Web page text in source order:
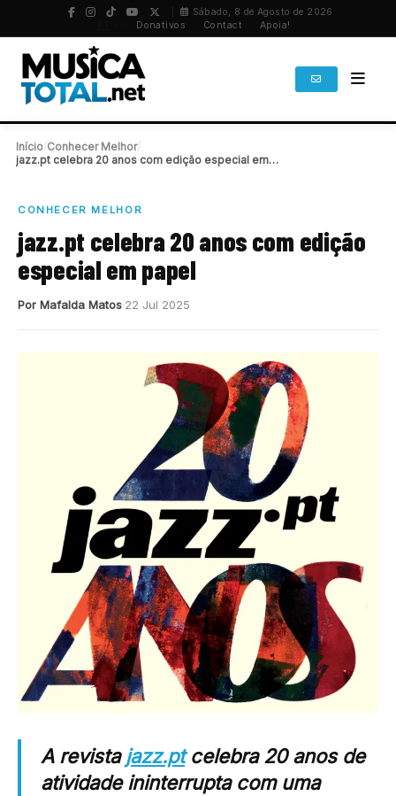
Sábado, 8 de Agosto de 2026
Donativos Contact Apoia!
Início Conhecer Melhor/
jazz.pt celebra 20 anos com edição especial em…
CONHECER MELHOR
jazz.pt celebra 20 anos com edição
especial em papel
Por Mafalda Matos 22 Jul 2025
A revistajazz.ptcelebra 20 anos de
atividade ininterrupta com uma